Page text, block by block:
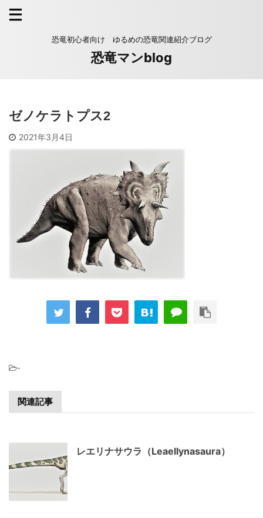
恐竜初心者向け ゆるめの恐竜関連紹介ブログ
恐竜マンblog
ゼノケラトプス2
2021年3月4日
-
関連記事
レエリナサウラ（Leaellynasaura）